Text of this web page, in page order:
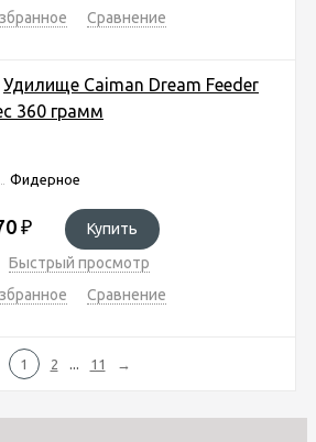
Сравнение
Удилище Caiman Dream Feeder
360 грамм
Фидерное
₽
Купить
Быстрый просмотр
Сравнение
1 2 ... 11 →